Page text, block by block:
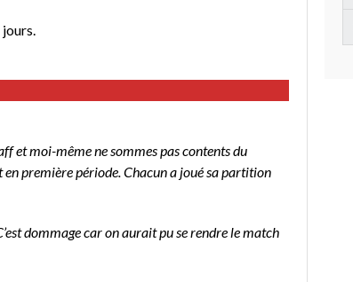
et moi-même ne sommes pas contents du
en première période. Chacun a joué sa partition
dommage car on aurait pu se rendre le match